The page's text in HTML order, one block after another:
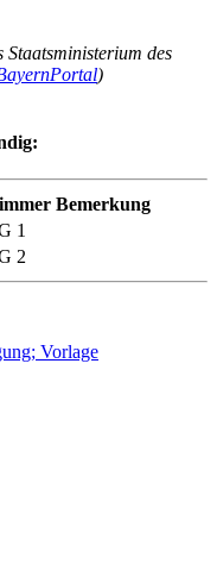
des
)
Bemerkung
1
2
Vorlage